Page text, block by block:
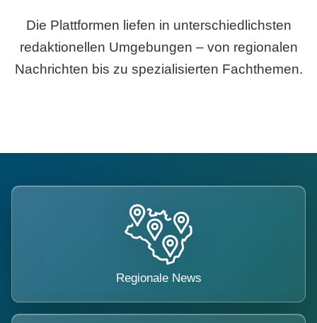
Die Plattformen liefen in unterschiedlichsten
redaktionellen Umgebungen – von regionalen
Nachrichten bis zu spezialisierten Fachthemen.
Regionale News